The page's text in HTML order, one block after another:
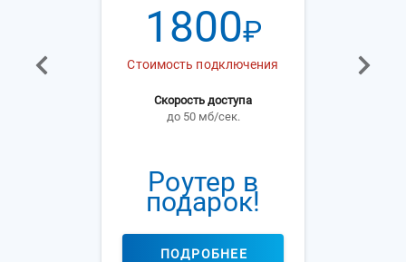
1800₽
Стоимость подключения
Скорость доступа
до 50 мб/сек.
Роутер в
подарок!
ПОДРОБНЕЕ